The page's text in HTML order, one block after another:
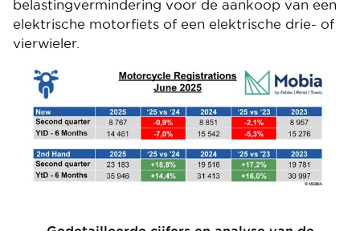
belastingvermindering voor de aankoop van een
elektrische motorfiets of een elektrische drie- of
vierwieler.
Image